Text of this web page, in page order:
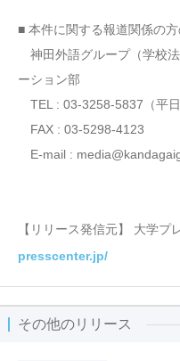
■ 本件に関する報道関係の
神田外語グループ（学校
ーション部
TEL : 03-3258-5837（平日
FAX : 03-5298-4123
E-mail :
【リリース発信元】 大学プ
presscenter.jp/
その他のリリース